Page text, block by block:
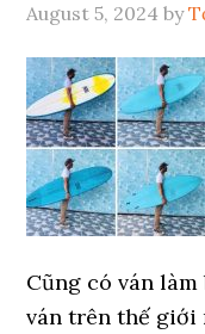
August 5, 2024 by
Cũng có ván
ván trên thế giới